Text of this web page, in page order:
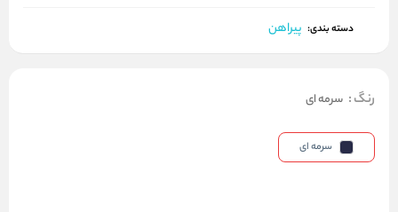
دسته بندی: پیراهن
رنگ: سرمه ای
سرمه ای